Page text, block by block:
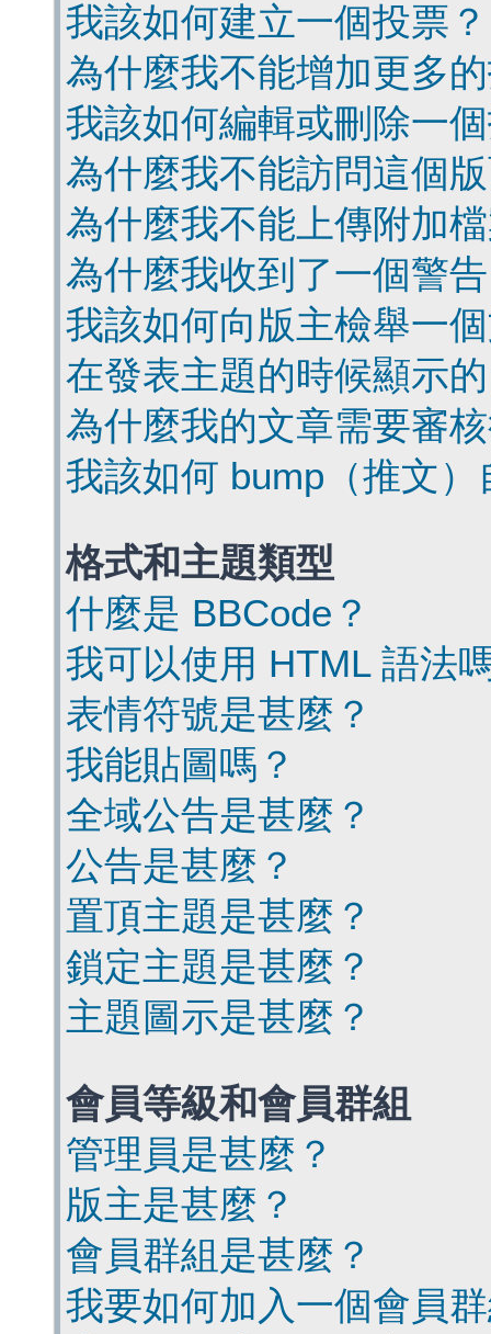
我該如何建立一個投票？
為什麼我不能增加更多
我該如何編輯或刪除一
為什麼我不能訪問這個
為什麼我不能上傳附加
為什麼我收到了一個警
我該如何向版主檢舉一
在發表主題的時候顯示
為什麼我的文章需要審
我該如何 bump（推文
格式和主題類型
什麼是 BBCode？
我可以使用 HTML 語法
表情符號是甚麼？
我能貼圖嗎？
全域公告是甚麼？
公告是甚麼？
置頂主題是甚麼？
鎖定主題是甚麼？
主題圖示是甚麼？
會員等級和會員群組
管理員是甚麼？
版主是甚麼？
會員群組是甚麼？
我要如何加入一個會員